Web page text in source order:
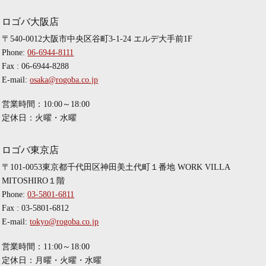
ロゴバ大阪店
〒540-0012大阪市中央区谷町3-1-24 エルデ大手前1F
Phone:06-6944-8111
Fax : 06-6944-8288
E-mail:osaka@rogoba.co.jp
営業時間：10:00～18:00
定休日：火曜・水曜
ロゴバ東京店
〒101-0053東京都千代田区神田美土代町１番地 WORK VILLA
MITOSHIRO１階
Phone:03-5801-6811
Fax : 03-5801-6812
E-mail:tokyo@rogoba.co.jp
営業時間：11:00～18:00
定休日：月曜・火曜・水曜